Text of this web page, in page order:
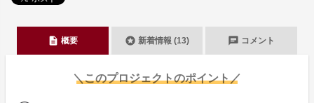
description 概要 stars 新着情報 (13) chat コメント
＼このプロジェクトのポイント／